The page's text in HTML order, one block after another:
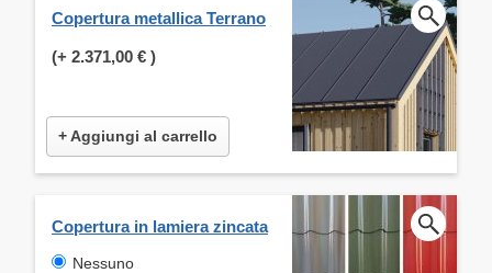
Copertura metallica Terrano
(+ 2.371,00 € )
+ Aggiungi al carrello
Copertura in lamiera zincata
Nessuno